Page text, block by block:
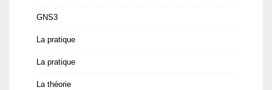
GNS3
La pratique
La pratique
La théorie